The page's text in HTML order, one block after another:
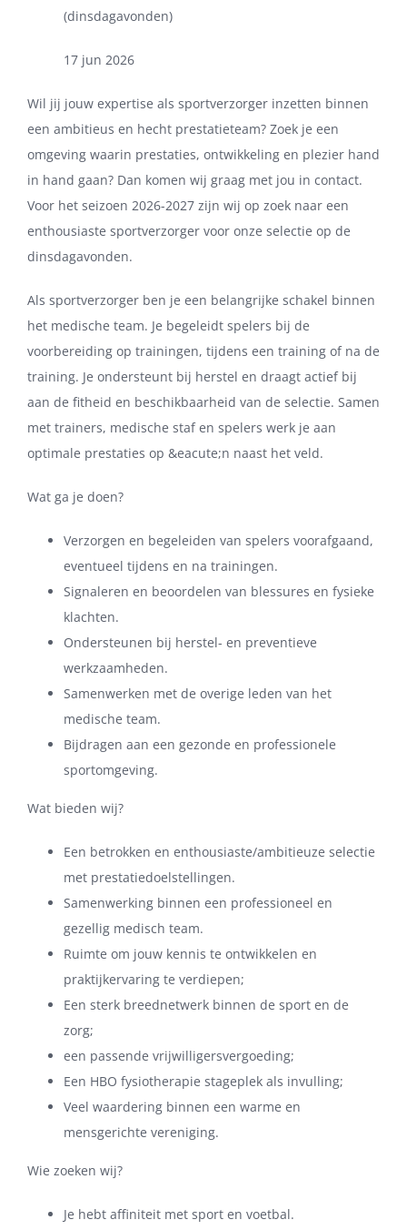
(dinsdagavonden)
17 jun 2026
Wil jij jouw expertise als sportverzorger inzetten binnen
een ambitieus en hecht prestatieteam? Zoek je een
omgeving waarin prestaties, ontwikkeling en plezier hand
in hand gaan? Dan komen wij graag met jou in contact.
Voor het seizoen 2026-2027 zijn wij op zoek naar een
enthousiaste sportverzorger voor onze selectie op de
dinsdagavonden.
Als sportverzorger ben je een belangrijke schakel binnen
het medische team. Je begeleidt spelers bij de
voorbereiding op trainingen, tijdens een training of na de
training. Je ondersteunt bij herstel en draagt actief bij
aan de fitheid en beschikbaarheid van de selectie. Samen
met trainers, medische staf en spelers werk je aan
optimale prestaties op &eacute;n naast het veld.
Wat ga je doen?
Verzorgen en begeleiden van spelers voorafgaand,
eventueel tijdens en na trainingen.
Signaleren en beoordelen van blessures en fysieke
klachten.
Ondersteunen bij herstel- en preventieve
werkzaamheden.
Samenwerken met de overige leden van het
medische team.
Bijdragen aan een gezonde en professionele
sportomgeving.
Wat bieden wij?
Een betrokken en enthousiaste/ambitieuze selectie
met prestatiedoelstellingen.
Samenwerking binnen een professioneel en
gezellig medisch team.
Ruimte om jouw kennis te ontwikkelen en
praktijkervaring te verdiepen;
Een sterk breednetwerk binnen de sport en de
zorg;
een passende vrijwilligersvergoeding;
Een HBO fysiotherapie stageplek als invulling;
Veel waardering binnen een warme en
mensgerichte vereniging.
Wie zoeken wij?
Je hebt affiniteit met sport en voetbal.